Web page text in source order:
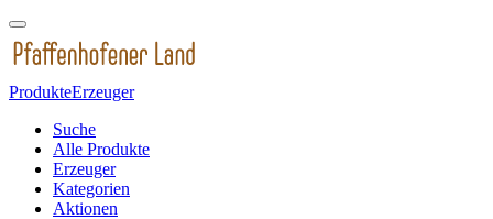
ProdukteErzeuger
Suche
Alle Produkte
Erzeuger
Kategorien
Aktionen